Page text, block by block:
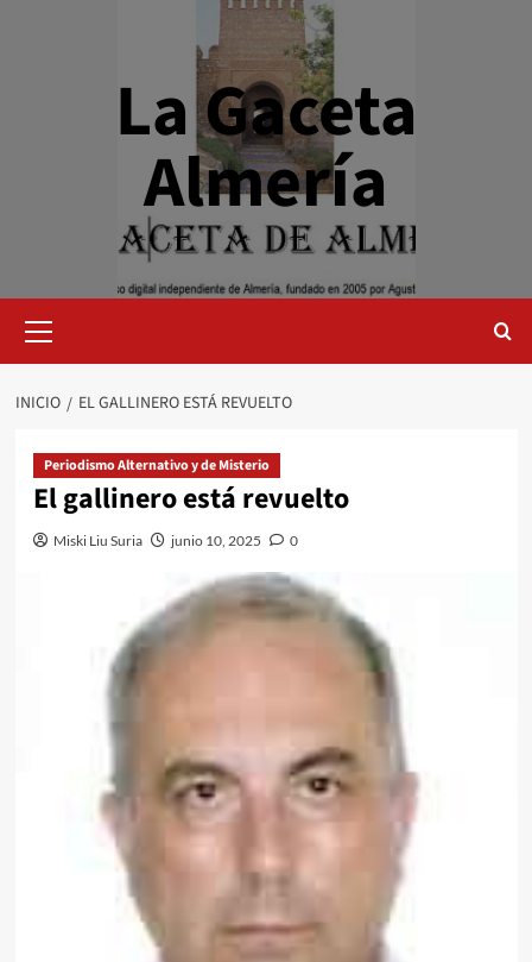
La Gaceta
Almería
primario
INICIO EL GALLINERO ESTÁ REVUELTO
Periodismo Alternativo y de Misterio
El gallinero está revuelto
Miski Liu Suria junio 10, 2025 0